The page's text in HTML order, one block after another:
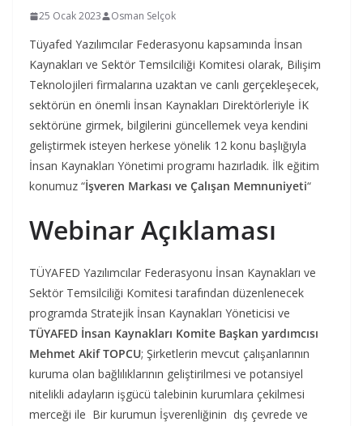
25 Ocak 2023 Osman Selçok
Tüyafed Yazılımcılar Federasyonu kapsamında İnsan
Kaynakları ve Sektör Temsilciliği Komitesi olarak, Bilişim
Teknolojileri firmalarına uzaktan ve canlı gerçekleşecek,
sektörün en önemli İnsan Kaynakları Direktörleriyle İK
sektörüne girmek, bilgilerini güncellemek veya kendini
geliştirmek isteyen herkese yönelik 12 konu başlığıyla
İnsan Kaynakları Yönetimi programı hazırladık. İlk eğitim
konumuz “İşveren Markası ve Çalışan Memnuniyeti“
Webinar Açıklaması
TÜYAFED Yazılımcılar Federasyonu İnsan Kaynakları ve
Sektör Temsilciliği Komitesi tarafından düzenlenecek
programda Stratejik İnsan Kaynakları Yöneticisi ve
TÜYAFED İnsan Kaynakları Komite Başkan yardımcısı
Mehmet Akif TOPCU; Şirketlerin mevcut çalışanlarının
kuruma olan bağlılıklarının geliştirilmesi ve potansiyel
nitelikli adayların işgücü talebinin kurumlara çekilmesi
merceği ile Bir kurumun İşverenliğinin dış çevrede ve